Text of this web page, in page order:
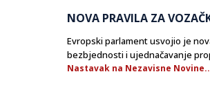
NOVA PRAVILA ZA
Evropski parlament usvojio je
bezbjednosti i ujednačavanje
Nastavak na Nezavisne